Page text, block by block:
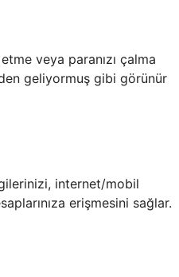
veya paranızı çalma
geliyormuş gibi görünür
internet/mobil
erişmesini sağlar.